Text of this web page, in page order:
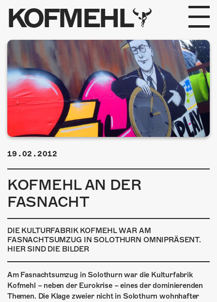
KOFMEHL
PROGRAMM
FABRIKGEFLÜSTER
GALERIE
FOTOGALERIE
INFOS
KONTAKT
ÜBER UNS
GÖNNEREI
SHOP
MITMACHEN
19.02.2012
KOFMEHL AN DER
FASNACHT
DIE KULTURFABRIK KOFMEHL WAR AM
FASNACHTSUMZUG IN SOLOTHURN OMNIPRÄSENT.
HIER SIND DIE BILDER
Am Fasnachtsumzug in Solothurn war die Kulturfabrik
Kofmehl – neben der Eurokrise – eines der dominierenden
Themen. Die Klage zweier nicht in Solothurn wohnhafter